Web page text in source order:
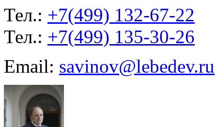
Тел.: +7(499) 132-67-22
Тел.: +7(499) 135-30-26
Email: savinov@lebedev.ru